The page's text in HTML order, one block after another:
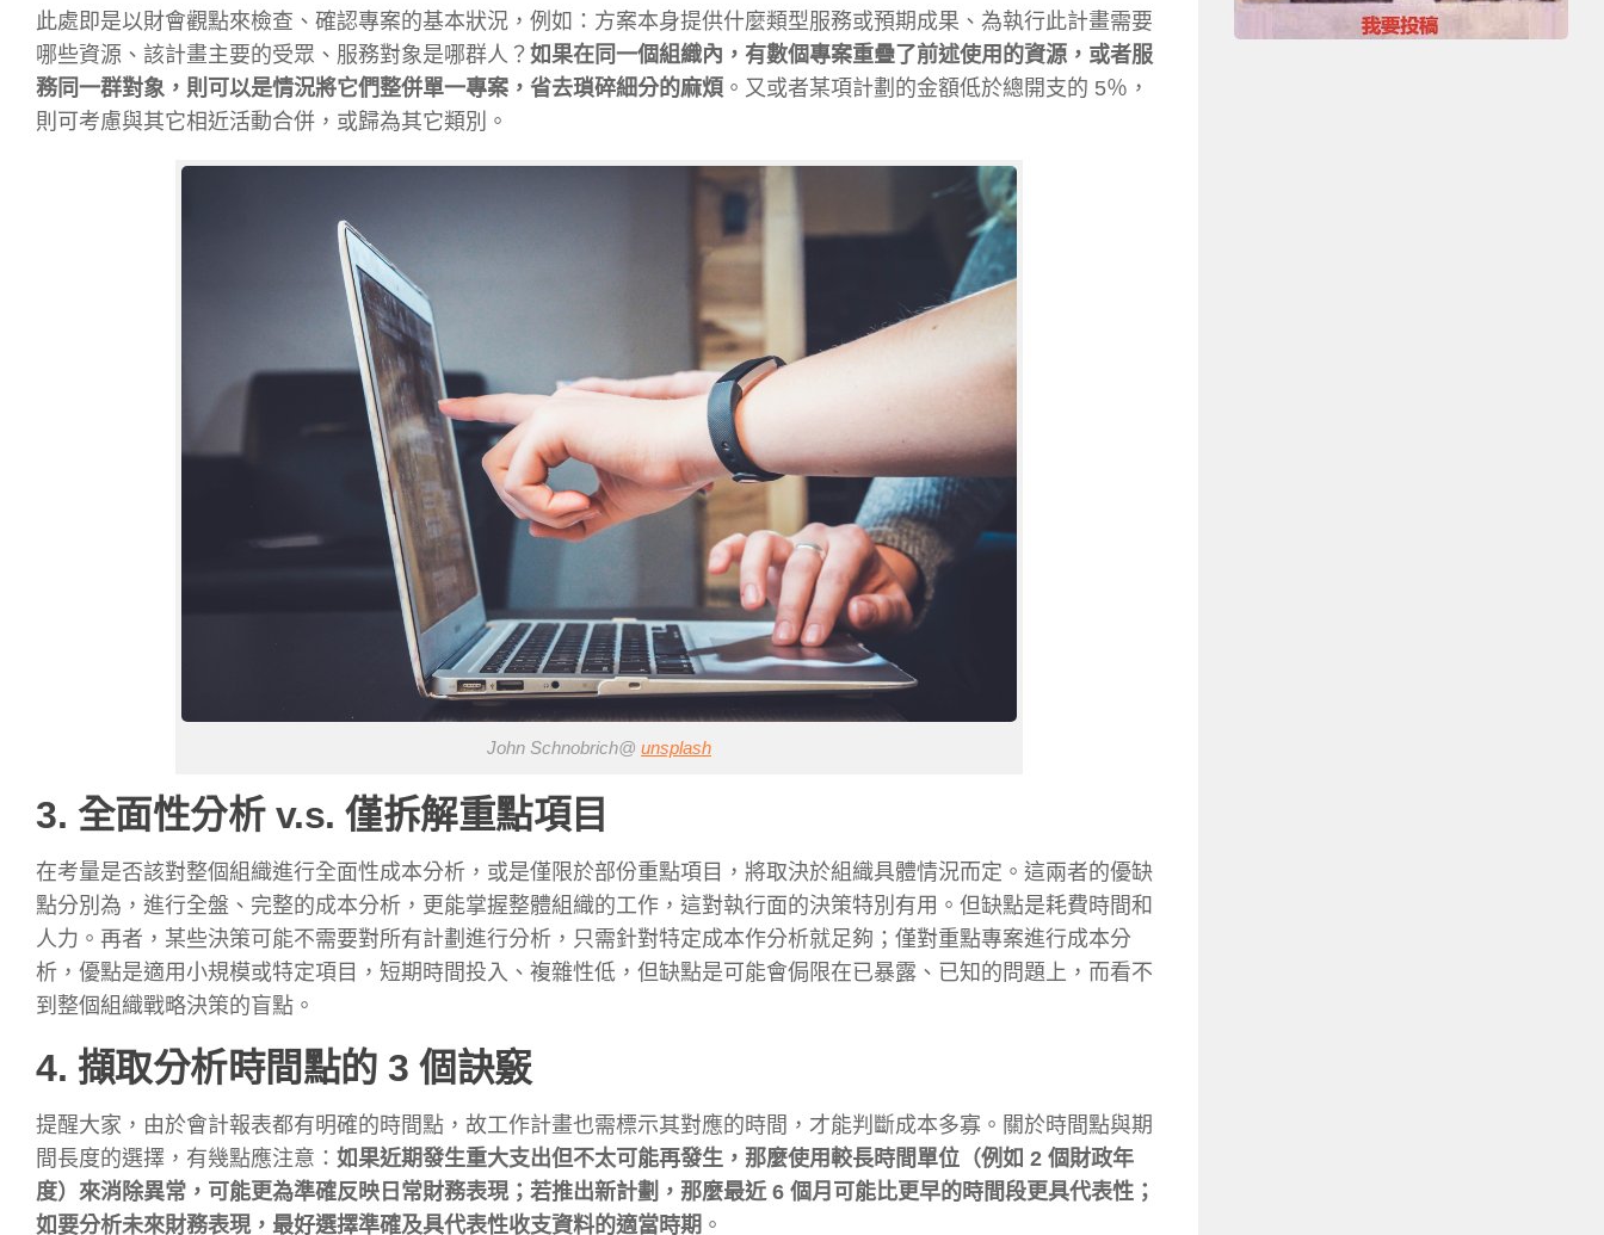
此處即是以財會觀點來檢查、確認專案的基本狀況，例如：方案本身提供什麼類型服務或預期成果、為執行此計畫需要
哪些資源、該計畫主要的受眾、服務對象是哪群人？ 如果在同一個組織內，有數個專案重疊了前述使用的資源，或者服
務同一群對象，則可以是情況將它們整併單一專案，省去瑣碎細分的麻煩 。又或者某項計劃的金額低於總開支的 5％，
則可考慮與其它相近活動合併，或歸為其它類別。
John Schnobrich@ unsplash
3. 全面性分析 v.s. 僅拆解重點項目
在考量是否該對整個組織進行全面性成本分析，或是僅限於部份重點項目，將取決於組織具體情況而定。這兩者的優缺
點分別為，進行全盤、完整的成本分析，更能掌握整體組織的工作，這對執行面的決策特別有用。但缺點是耗費時間和
人力。再者，某些決策可能不需要對所有計劃進行分析，只需針對特定成本作分析就足夠；僅對重點專案進行成本分
析，優點是適用小規模或特定項目，短期時間投入、複雜性低，但缺點是可能會侷限在已暴露、已知的問題上，而看不
到整個組織戰略決策的盲點。
4. 擷取分析時間點的 3 個訣竅
提醒大家，由於會計報表都有明確的時間點，故工作計畫也需標示其對應的時間，才能判斷成本多寡。關於時間點與期
間長度的選擇，有幾點應注意： 如果近期發生重大支出但不太可能再發生，那麼使用較長時間單位（例如 2 個財政年
度）來消除異常，可能更為準確反映日常財務表現；若推出新計劃，那麼最近 6 個月可能比更早的時間段更具代表性；
如要分析未來財務表現，最好選擇準確及具代表性收支資料的適當時期 。